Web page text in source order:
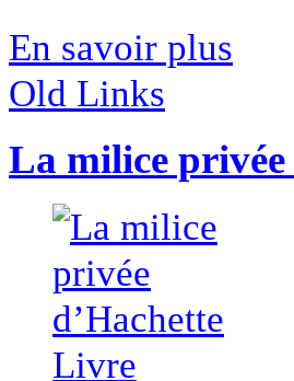
En savoir plus
Old Links
La milice